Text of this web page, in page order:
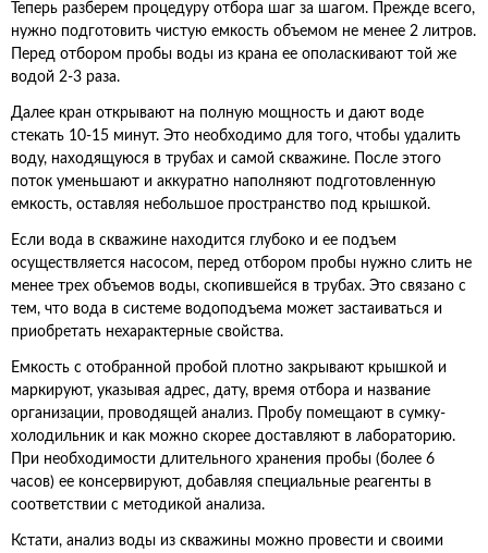
Теперь разберем процедуру отбора шаг за шагом. Прежде всего,
нужно подготовить чистую емкость объемом не менее 2 литров.
Перед отбором пробы воды из крана ее ополаскивают той же
водой 2-3 раза.
Далее кран открывают на полную мощность и дают воде
стекать 10-15 минут. Это необходимо для того, чтобы удалить
воду, находящуюся в трубах и самой скважине. После этого
поток уменьшают и аккуратно наполняют подготовленную
емкость, оставляя небольшое пространство под крышкой.
Если вода в скважине находится глубоко и ее подъем
осуществляется насосом, перед отбором пробы нужно слить не
менее трех объемов воды, скопившейся в трубах. Это связано с
тем, что вода в системе водоподъема может застаиваться и
приобретать нехарактерные свойства.
Емкость с отобранной пробой плотно закрывают крышкой и
маркируют, указывая адрес, дату, время отбора и название
организации, проводящей анализ. Пробу помещают в сумку-
холодильник и как можно скорее доставляют в лабораторию.
При необходимости длительного хранения пробы (более 6
часов) ее консервируют, добавляя специальные реагенты в
соответствии с методикой анализа.
Кстати, анализ воды из скважины можно провести и своими